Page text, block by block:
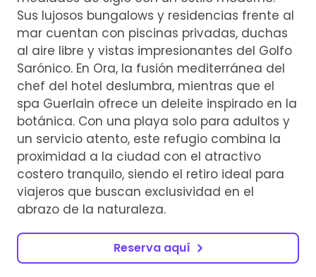
Sus lujosos bungalows y residencias frente al
mar cuentan con piscinas privadas, duchas
al aire libre y vistas impresionantes del Golfo
Sarónico. En Ora, la fusión mediterránea del
chef del hotel deslumbra, mientras que el
spa Guerlain ofrece un deleite inspirado en la
botánica. Con una playa solo para adultos y
un servicio atento, este refugio combina la
proximidad a la ciudad con el atractivo
costero tranquilo, siendo el retiro ideal para
viajeros que buscan exclusividad en el
abrazo de la naturaleza.
Reserva aquí